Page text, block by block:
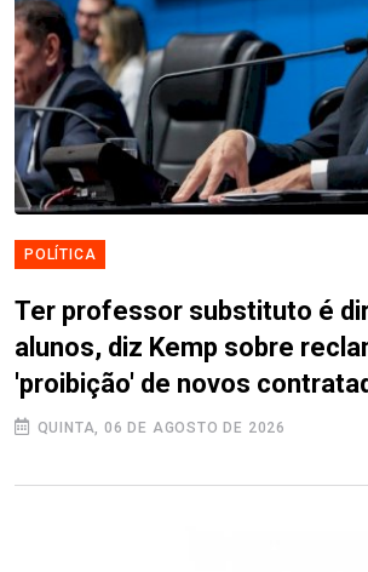
POLÍTICA
Ter professor substituto é
alunos, diz Kemp sobre
'proibição' de novos
QUINTA, 06 DE AGOSTO DE 2026